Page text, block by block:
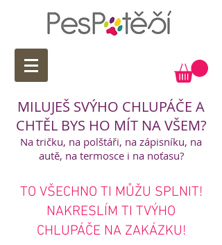
MILUJEŠ SVÝHO CHLUPÁČE A
CHTĚL BYS HO MÍT NA VŠEM?
Na tričku, na polštáři, na zápisníku, na
autě, na termosce i na noťasu?
TO VŠECHNO TI MŮŽU SPLNIT!
NAKRESLÍM TI TVÝHO
CHLUPÁČE NA ZAKÁZKU!